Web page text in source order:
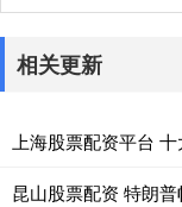
相关更新
上海股票配资平台
昆山股票配资 特朗